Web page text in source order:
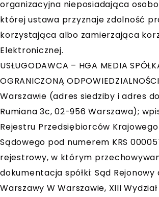
organizacyjna nieposiadająca
której ustawa przyznaje zdolność
korzystająca albo zamierzająca
Elektronicznej.
USŁUGODAWCA – HGA MEDIA
OGRANICZONĄ
Warszawie (adres siedziby i adres
Rumiana 3c, 02-956 Warszawa);
Rejestru Przedsiębiorców
Sądowego pod numerem KRS
rejestrowy, w którym
dokumentacja spółki: Sąd Rejonowy
Warszawy W Warszawie, XIII